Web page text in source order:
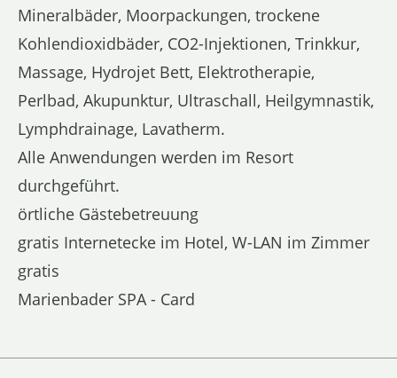
Mineralbäder, Moorpackungen, trockene
Kohlendioxidbäder, CO2-Injektionen, Trinkkur,
Massage, Hydrojet Bett, Elektrotherapie,
Perlbad, Akupunktur, Ultraschall, Heilgymnastik,
Lymphdrainage, Lavatherm.
Alle Anwendungen werden im Resort
durchgeführt.
örtliche Gästebetreuung
gratis Internetecke im Hotel, W-LAN im Zimmer
gratis
Marienbader SPA - Card